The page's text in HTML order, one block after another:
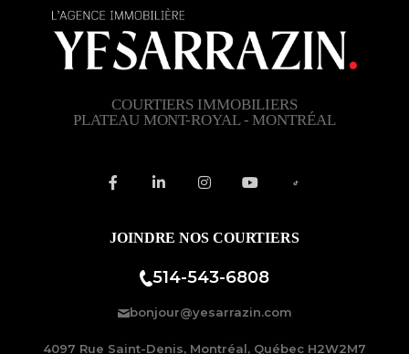
COURTIERS IMMOBILIERS
PLATEAU MONT-ROYAL - MONTRÉAL
JOINDRE NOS COURTIERS
514-543-6808
bonjour@yesarrazin.com
4097 Rue Saint-Denis, Montréal, Québec H2W2M7